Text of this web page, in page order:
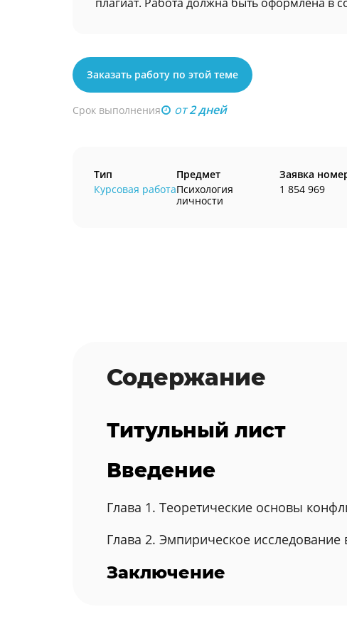
Заказать работу по этой теме
Срок выполнения от2 дней
Тип
Курсовая работа
Предмет
Психология
личности
Заявка
1 854 969
Содержание
Титульный лист
Введение
Глава 1. Теоретические основы
Глава 2. Эмпирическое
Заключение